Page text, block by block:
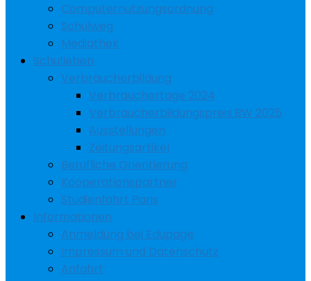
Computernutzungsordnung
Schulweg
Mediathek
Schulleben
Verbraucherbildung
Verbrauchertage 2024
Verbraucherbildungspreis BW 2025
Ausstellungen
Zeitungsartikel
Berufliche Orientierung
Kooperationspartner
Studienfahrt Paris
Informationen
Anmeldung bei Edupage
Impressum und Datenschutz
Anfahrt